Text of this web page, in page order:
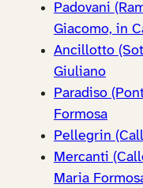
Padovani
Giacomo, in
Ancillotto
Giuliano
Paradiso
Formosa
Pellegrin
Mercanti
Maria